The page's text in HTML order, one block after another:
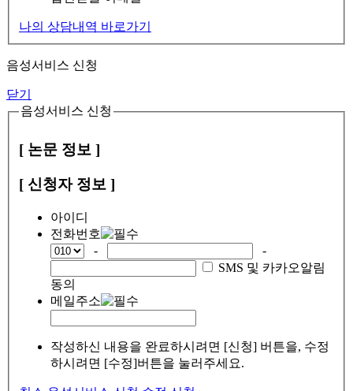
나의 상담내역 바로가기
음성서비스 신청
닫기
음성서비스 신청
[ 논문 정보 ]
[ 신청자 정보 ]
아이디
전화번호
-
-
SMS 및 카카오알림
동의
메일주소
작성하신 내용을 완료하시려면 [신청] 버튼을, 수정
하시려면 [수정]버튼을 눌러주세요.